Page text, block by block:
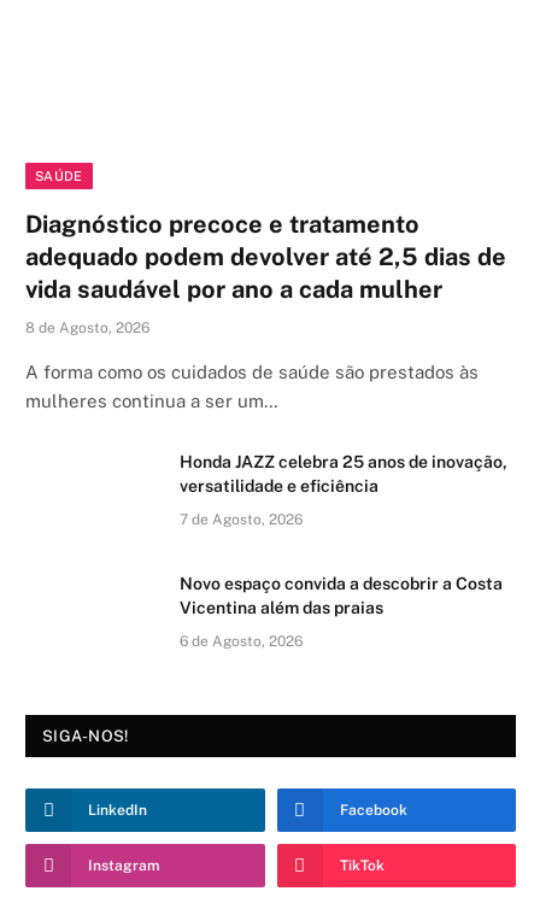
SAÚDE
Diagnóstico precoce e tratamento
adequado podem devolver até 2,5 dias de
vida saudável por ano a cada mulher
8 de Agosto, 2026
A forma como os cuidados de saúde são prestados às
mulheres continua a ser um…
Honda JAZZ celebra 25 anos de inovação,
versatilidade e eficiência
7 de Agosto, 2026
Novo espaço convida a descobrir a Costa
Vicentina além das praias
6 de Agosto, 2026
SIGA-NOS!
LinkedIn Facebook
Instagram TikTok